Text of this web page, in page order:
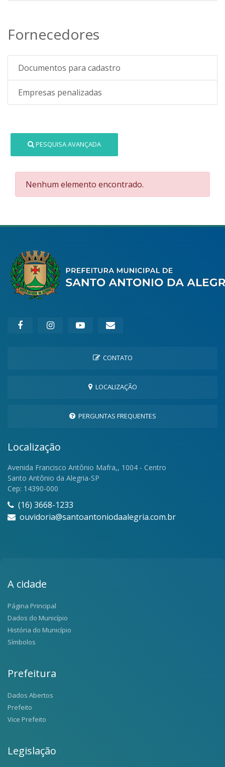
Fornecedores
Documentos para cadastro
Empresas penalizadas
PESQUISA AVANÇADA
Nenhum elemento encontrado.
CONTATO
LOCALIZAÇÃO
PERGUNTAS FREQUENTES
Localização
Avenida Francisco Antônio Mafra,, 1004 - Centro
Santo Antônio da Alegria-SP
Cep: 14390-000
(16) 3668-1233
ouvidoria@santoantoniodaalegria.com.br
A cidade
Página Principal
Dados do Município
História do Município
Símbolos
Prefeitura
Dados Abertos
Prefeito
Vice Prefeito
Legislação